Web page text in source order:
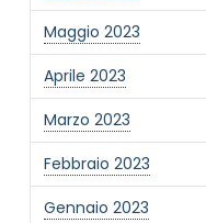
Maggio 2023
Aprile 2023
Marzo 2023
Febbraio 2023
Gennaio 2023